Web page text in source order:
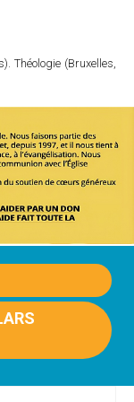
Théologie (Bruxelles,